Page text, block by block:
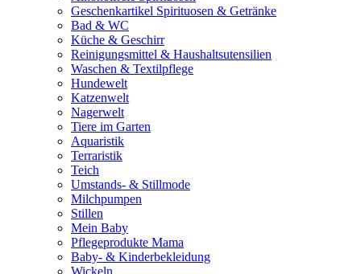
Geschenkartikel Spirituosen & Getränke
Bad & WC
Küche & Geschirr
Reinigungsmittel & Haushaltsutensilien
Waschen & Textilpflege
Hundewelt
Katzenwelt
Nagerwelt
Tiere im Garten
Aquaristik
Terraristik
Teich
Umstands- & Stillmode
Milchpumpen
Stillen
Mein Baby
Pflegeprodukte Mama
Baby- & Kinderbekleidung
Wickeln